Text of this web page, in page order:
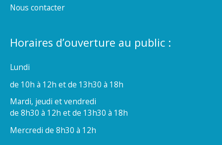
Nous contacter
Horaires d’ouverture au public :
Lundi
de 10h à 12h et de 13h30 à 18h
Mardi, jeudi et vendredi
de 8h30 à 12h et de 13h30 à 18h
Mercredi de 8h30 à 12h